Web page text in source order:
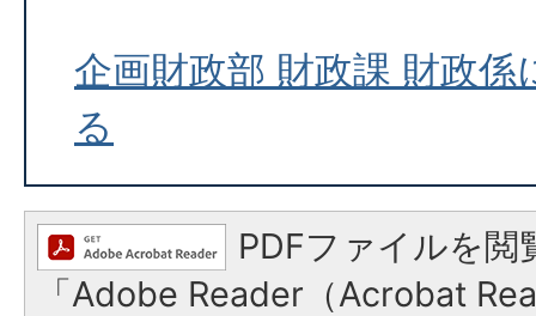
企画財政部 財政課 財政係
る
PDFファイルを閲
「Adobe Reader（Acrobat